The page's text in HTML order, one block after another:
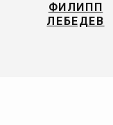
ФИЛИПП
ЛЕБЕДЕВ